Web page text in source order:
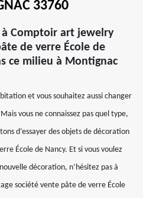
33760
à Comptoir art jewelry
de verre École de
ce milieu à Montignac
et vous souhaitez aussi changer
vous ne connaissez pas quel type,
d’essayer des objets de décoration
École de Nancy. Et si vous voulez
décoration, n’hésitez pas à
société vente pâte de verre École